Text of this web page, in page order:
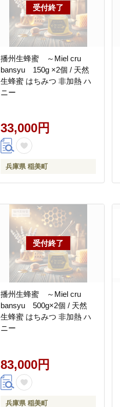
播州生蜂蜜 ～Miel cru
bansyu 150g ×2個 / 天然
生蜂蜜 はちみつ 非加熱 ハ
ニー
33,000円
兵庫県 稲美町
播州生蜂蜜 ～Miel cru
bansyu 500g×2個 / 天然
生蜂蜜 はちみつ 非加熱 ハ
ニー
83,000円
兵庫県 稲美町